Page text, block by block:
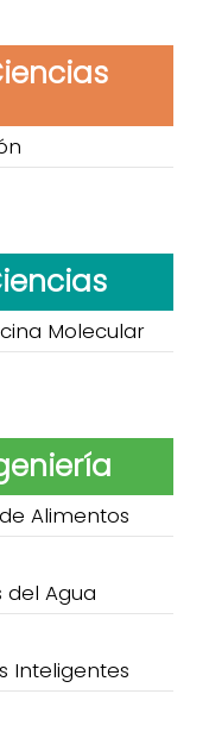
Molecular
Alimentos
del Agua
Inteligentes